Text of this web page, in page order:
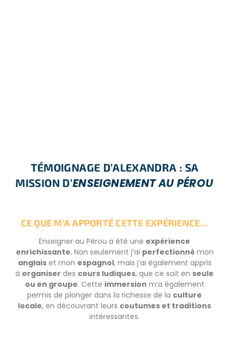
TÉMOIGNAGE D’ALEXANDRA : SA
MISSION D’ENSEIGNEMENT AU PÉROU
CE QUE M’A APPORTÉ CETTE EXPÉRIENCE…
Enseigner au Pérou a été une expérience
enrichissante. Non seulement j’ai perfectionnémon
anglaiset mon espagnol, mais j’ai également appris
à organiser des cours ludiques, que ce soit en seule
ou en groupe. Cette immersion m’a également
permis de plonger dans la richesse de la culture
locale, en découvrant leurs coutumes et traditions
intéressantes.